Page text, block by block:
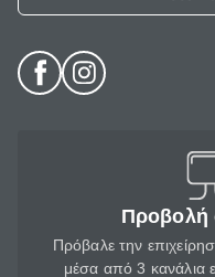
Προβολή
Πρόβαλε την
μέσα από 3 κανάλια